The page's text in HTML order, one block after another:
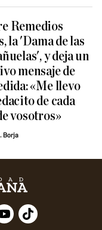
Remedios
la 'Dama de las
y deja un
mensaje de
«Me llevo
de cada
vosotros»
Borja